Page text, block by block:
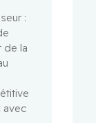
:
de la
avec